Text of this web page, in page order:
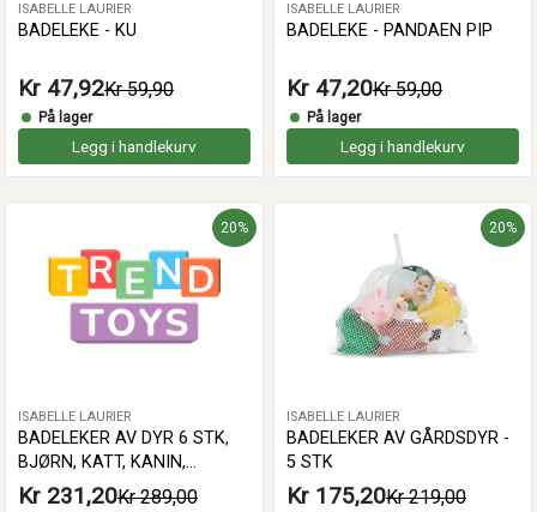
ISABELLE LAURIER
BADELEKE - KU
Kr 47,92Kr 59,90
På lager
Legg i handlekurv
ISABELLE LAURIER
BADELEKE - PANDAEN PIP
Kr 47,20Kr 59,00
På lager
Legg i handlekurv
20%
ISABELLE LAURIER
BADELEKER AV DYR 6 STK,
BJØRN, KATT, KANIN,
KROKODILLE, HVAL, PANDA
Kr 231,20Kr 289,00
20%
ISABELLE LAURIER
BADELEKER AV GÅRDSDYR -
5 STK
Kr 175,20Kr 219,00